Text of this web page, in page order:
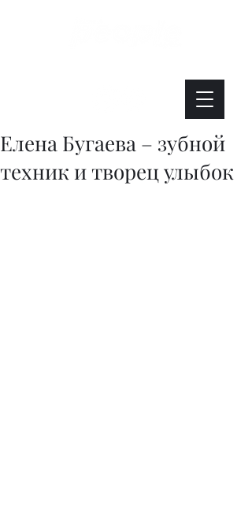
Елена Бугаева – зубной
техник и творец улыбок